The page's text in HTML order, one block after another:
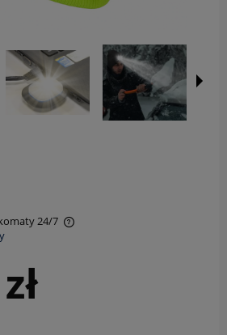
24/7
kosztów płatności